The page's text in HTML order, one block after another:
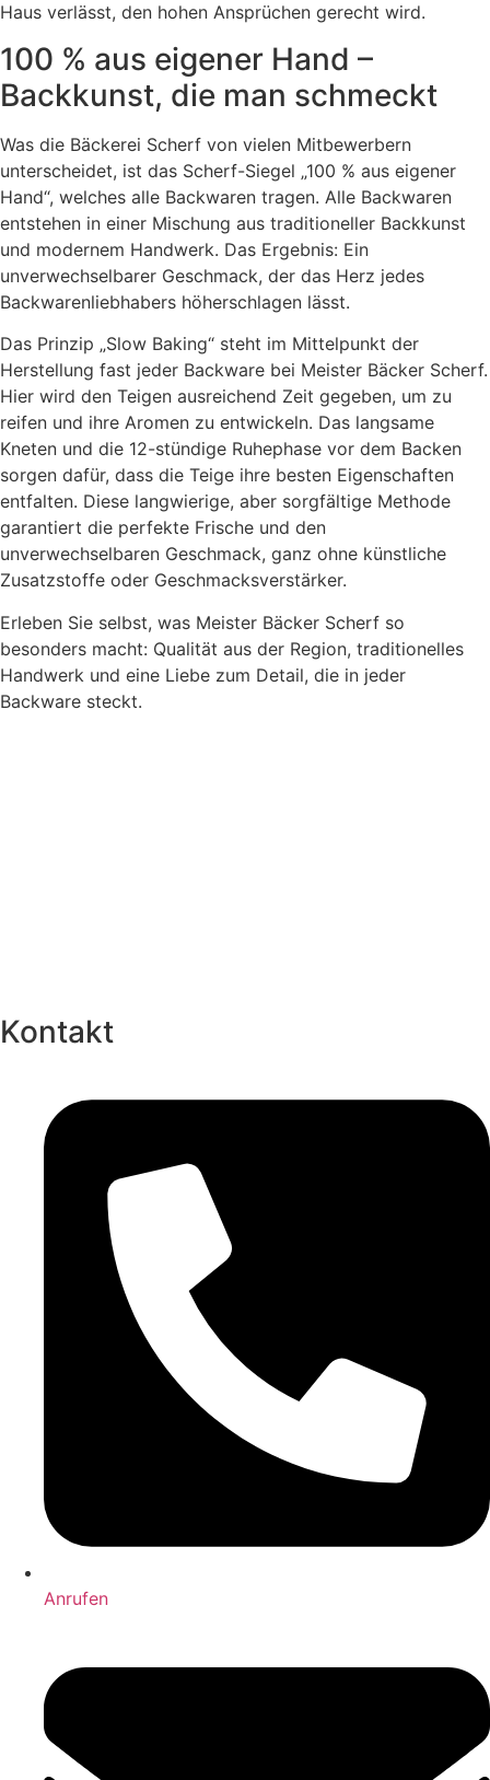
Haus verlässt, den hohen Ansprüchen gerecht wird.
100 % aus eigener Hand –
Backkunst, die man schmeckt
Was die Bäckerei Scherf von vielen Mitbewerbern
unterscheidet, ist das Scherf-Siegel „100 % aus eigener
Hand“, welches alle Backwaren tragen. Alle Backwaren
entstehen in einer Mischung aus traditioneller Backkunst
und modernem Handwerk. Das Ergebnis: Ein
unverwechselbarer Geschmack, der das Herz jedes
Backwarenliebhabers höherschlagen lässt.
Das Prinzip „Slow Baking“ steht im Mittelpunkt der
Herstellung fast jeder Backware bei Meister Bäcker Scherf.
Hier wird den Teigen ausreichend Zeit gegeben, um zu
reifen und ihre Aromen zu entwickeln. Das langsame
Kneten und die 12-stündige Ruhephase vor dem Backen
sorgen dafür, dass die Teige ihre besten Eigenschaften
entfalten. Diese langwierige, aber sorgfältige Methode
garantiert die perfekte Frische und den
unverwechselbaren Geschmack, ganz ohne künstliche
Zusatzstoffe oder Geschmacksverstärker.
Erleben Sie selbst, was Meister Bäcker Scherf so
besonders macht: Qualität aus der Region, traditionelles
Handwerk und eine Liebe zum Detail, die in jeder
Backware steckt.
Kontakt
Anrufen